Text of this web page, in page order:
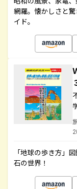
網羅。懐かしさと
イド。
「地球の歩き方」
石の世界！